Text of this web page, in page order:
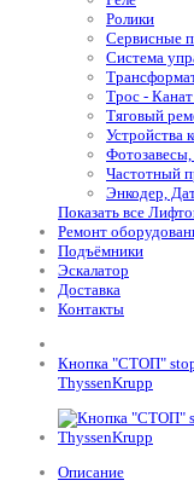
Ролики
Сервисные
Система
Трос -
Тяговый
Устройства
Частотный
Энкодер,
Показать все
Ремонт
Подъёмники
Эскалатор
Доставка
Контакты
Кнопка "СТОП"
ThyssenKrupp
Описание